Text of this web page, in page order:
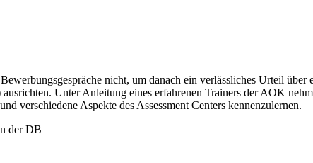
nicht, um danach ein verlässliches Urteil
Unter Anleitung eines erfahrenen Trainers der AOK
verschiedene Aspekte des Assessment Centers kennenzulernen.
der DB